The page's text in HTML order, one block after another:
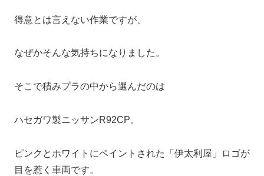
得意とは言えない作業ですが、
なぜかそんな気持ちになりました。
そこで積みプラの中から選んだのは
ハセガワ製ニッサンR92CP。
ピンクとホワイトにペイントされた「伊太利屋」ロゴが
目を惹く車両です。